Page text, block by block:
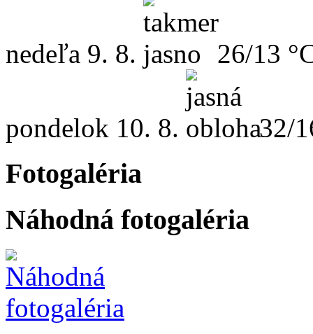
nedeľa 9. 8. 26/13
pondelok 10. 8. 32/
Fotogaléria
Náhodná fotogaléria